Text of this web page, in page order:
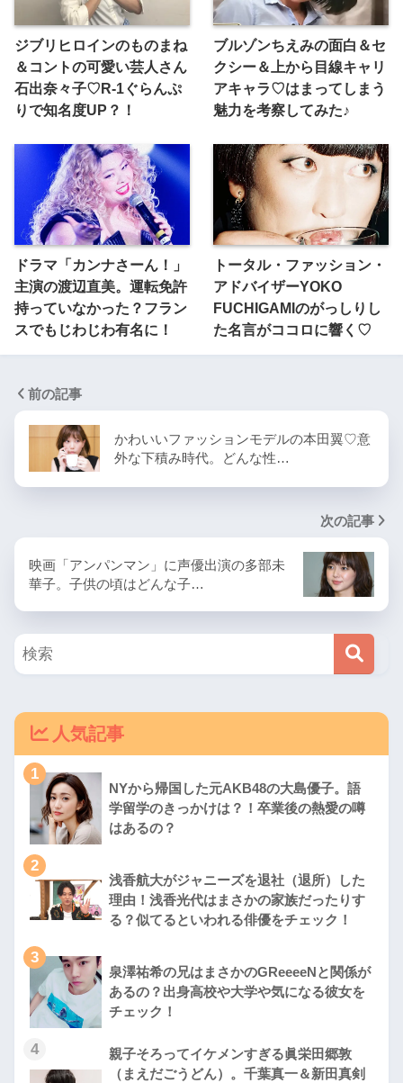
ジブリヒロインのものまね
＆コントの可愛い芸人さん
石出奈々子♡R-1ぐらんぷ
りで知名度UP？！
ブルゾンちえみの面白＆セ
クシー＆上から目線キャリ
アキャラ♡はまってしまう
魅力を考察してみた♪
ドラマ「カンナさーん！」
主演の渡辺直美。運転免許
持っていなかった？フラン
スでもじわじわ有名に！
トータル・ファッション・
アドバイザーYOKO
FUCHIGAMIのがっしりし
た名言がココロに響く♡
前の記事
かわいいファッションモデルの本田翼♡意
外な下積み時代。どんな性…
次の記事
映画「アンパンマン」に声優出演の多部未
華子。子供の頃はどんな子…
人気記事
1
NYから帰国した元AKB48の大島優子。語
学留学のきっかけは？！卒業後の熱愛の噂
はあるの？
2
浅香航大がジャニーズを退社（退所）した
理由！浅香光代はまさかの家族だったりす
る？似てるといわれる俳優をチェック！
3
泉澤祐希の兄はまさかのGReeeeNと関係が
あるの？出身高校や大学や気になる彼女を
チェック！
4
親子そろってイケメンすぎる眞栄田郷敦
（まえだごうどん）。千葉真一＆新田真剣